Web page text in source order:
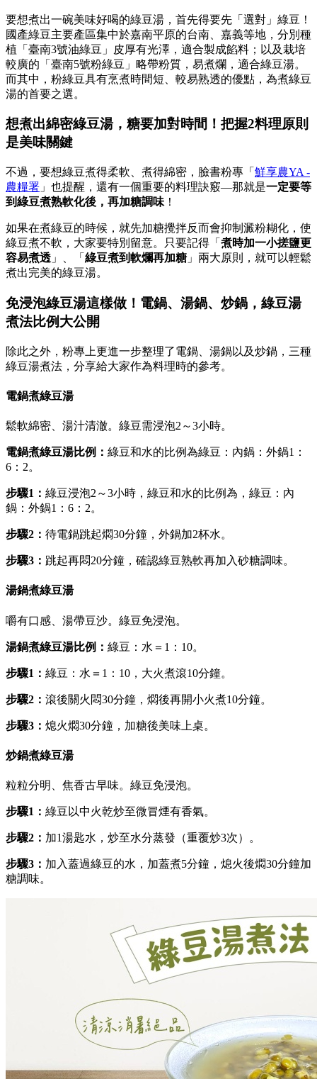
要想煮出一碗美味好喝的綠豆湯，首先得要先「選對」綠豆！
國產綠豆主要產區集中於嘉南平原的台南、嘉義等地，分別種
植「臺南3號油綠豆」皮厚有光澤，適合製成餡料；以及栽培
較廣的「臺南5號粉綠豆」略帶粉質，易煮爛，適合綠豆湯。
而其中，粉綠豆具有烹煮時間短、較易熟透的優點，為煮綠豆
湯的首要之選。
想煮出綿密綠豆湯，糖要加對時間！把握2料理原則
是美味關鍵
不過，要想綠豆煮得柔軟、煮得綿密，臉書粉專「 鮮享農YA -
農糧署 」也提醒，還有一個重要的料理訣竅—那就是一定要等
到綠豆煮熟軟化後，再加糖調味 ！
如果在煮綠豆的時候，就先加糖攪拌反而會抑制澱粉糊化，使
綠豆煮不軟，大家要特別留意。只要記得「 煮時加一小搓鹽更
容易煮透 」、「 綠豆煮到軟爛再加糖 」兩大原則，就可以輕鬆
煮出完美的綠豆湯。
免浸泡綠豆湯這樣做！電鍋、湯鍋、炒鍋，綠豆湯
煮法比例大公開
除此之外，粉專上更進一步整理了電鍋、湯鍋以及炒鍋，三種
綠豆湯煮法，分享給大家作為料理時的參考。
電鍋煮綠豆湯
鬆軟綿密、湯汁清澈。綠豆需浸泡2～3小時。
電鍋煮綠豆湯比例： 綠豆和水的比例為綠豆：內鍋：外鍋1：
6：2。
步驟1： 綠豆浸泡2～3小時，綠豆和水的比例為，綠豆：內
鍋：外鍋1：6：2。
步驟2： 待電鍋跳起燜30分鐘，外鍋加2杯水。
步驟3： 跳起再悶20分鐘，確認綠豆熟軟再加入砂糖調味。
湯鍋煮綠豆湯
嚼有口感、湯帶豆沙。綠豆免浸泡。
湯鍋煮綠豆湯比例： 綠豆：水＝1：10。
步驟1： 綠豆：水＝1：10，大火煮滾10分鐘。
步驟2： 滾後關火悶30分鐘，燜後再開小火煮10分鐘。
步驟3： 熄火燜30分鐘，加糖後美味上桌。
炒鍋煮綠豆湯
粒粒分明、焦香古早味。綠豆免浸泡。
步驟1： 綠豆以中火乾炒至微冒煙有香氣。
步驟2： 加1湯匙水，炒至水分蒸發（重覆炒3次）。
步驟3： 加入蓋過綠豆的水，加蓋煮5分鐘，熄火後燜30分鐘加
糖調味。